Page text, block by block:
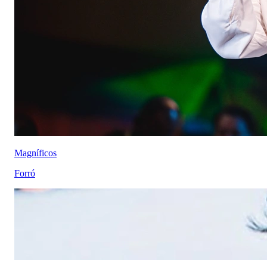
Magníficos
Forró